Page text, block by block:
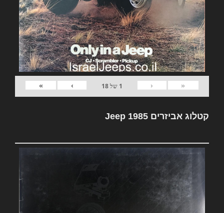
«
‹
1 של18
›
»
קטלוג אביזרים Jeep 1985